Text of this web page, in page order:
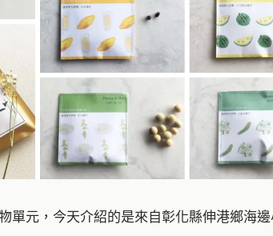
單元，今天介紹的是來自彰化縣伸港鄉海邊